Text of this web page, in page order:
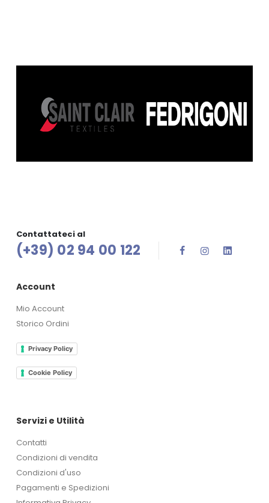
Contattateci al
(+39) 02 94 00 122
Account
Mio Account
Storico Ordini
Privacy Policy
Cookie Policy
Servizi e Utilità
Contatti
Condizioni di vendita
Condizioni d'uso
Pagamenti e Spedizioni